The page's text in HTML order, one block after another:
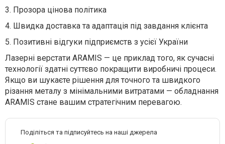
3. Прозора цінова політика
4. Швидка доставка та адаптація під завдання клієнта
5. Позитивні відгуки підприємств з усієї України
Лазерні верстати ARAMIS — це приклад того, як сучасні
технології здатні суттєво покращити виробничі процеси.
Якщо ви шукаєте рішення для точного та швидкого
різання металу з мінімальними витратами — обладнання
ARAMIS стане вашим стратегічним перевагою.
Поділіться та підписуйтесь на наші джерела